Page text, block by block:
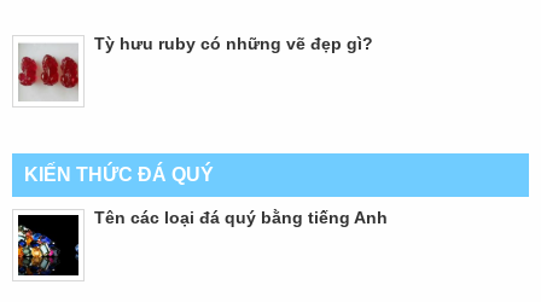
Tỳ hưu ruby có những vẽ đẹp gì?
KIẾN THỨC ĐÁ QUÝ
Tên các loại đá quý bằng tiếng Anh